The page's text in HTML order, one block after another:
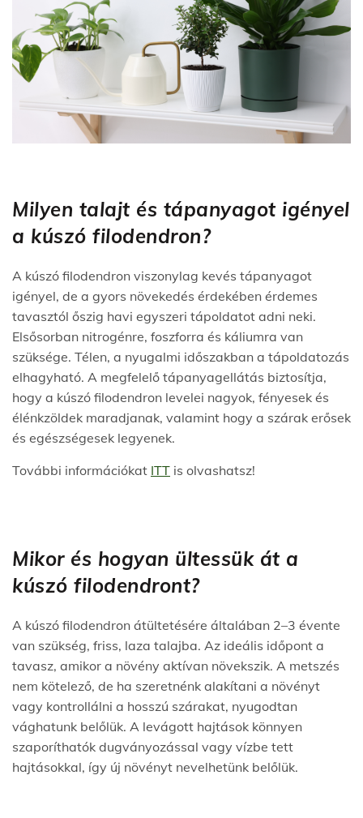
Milyen talajt és tápanyagot igényel
a kúszó filodendron?
A kúszó filodendron viszonylag kevés tápanyagot
igényel, de a gyors növekedés érdekében érdemes
tavasztól őszig havi egyszeri tápoldatot adni neki.
Elsősorban nitrogénre, foszforra és káliumra van
szüksége. Télen, a nyugalmi időszakban a tápoldatozás
elhagyható. A megfelelő tápanyagellátás biztosítja,
hogy a kúszó filodendron levelei nagyok, fényesek és
élénkzöldek maradjanak, valamint hogy a szárak erősek
és egészségesek legyenek.
További információkat ITT is olvashatsz!
Mikor és hogyan ültessük át a
kúszó filodendront?
A kúszó filodendron átültetésére általában 2–3 évente
van szükség, friss, laza talajba. Az ideális időpont a
tavasz, amikor a növény aktívan növekszik. A metszés
nem kötelező, de ha szeretnénk alakítani a növényt
vagy kontrollálni a hosszú szárakat, nyugodtan
vághatunk belőlük. A levágott hajtások könnyen
szaporíthatók dugványozással vagy vízbe tett
hajtásokkal, így új növényt nevelhetünk belőlük.